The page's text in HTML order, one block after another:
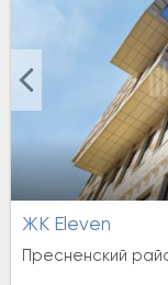
ЖК Eleven
Пресненский